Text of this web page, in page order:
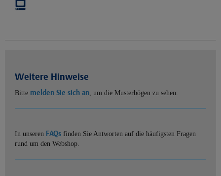
Weitere Hinweise
Bitte melden Sie sich an, um die Musterbögen zu sehen.
In unseren FAQs finden Sie Antworten auf die häufigsten Fragen
rund um den Webshop.